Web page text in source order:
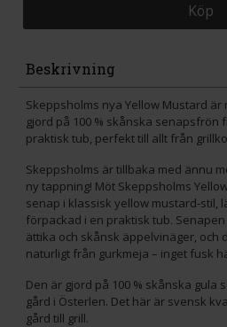
Köp
Beskrivning
Skeppsholms nya Yellow Mustard är
gjord på 100 % skånska senapsfrön
praktisk tub, perfekt till allt från
Skeppsholms är tillbaka med ännu
ny tappning! Möt Skeppsholms
senap i klassisk yellow mustard-stil,
förpackad i en praktisk tub.
ättika och skånsk äppelvinäger, och
naturligt från gurkmeja – inget fusk
Den är gjord på 100 % skånska
gård i Österlen. Det här är svensk
gård till grill.